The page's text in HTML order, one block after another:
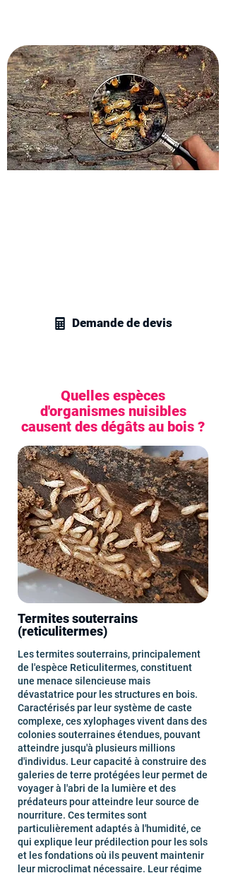
Demande de devis
Quelles espèces
d'organismes nuisibles
causent des dégâts au bois ?
Termites souterrains
(reticulitermes)
Les termites souterrains, principalement
de l'espèce Reticulitermes, constituent
une menace silencieuse mais
dévastatrice pour les structures en bois.
Caractérisés par leur système de caste
complexe, ces xylophages vivent dans des
colonies souterraines étendues, pouvant
atteindre jusqu'à plusieurs millions
d'individus. Leur capacité à construire des
galeries de terre protégées leur permet de
voyager à l'abri de la lumière et des
prédateurs pour atteindre leur source de
nourriture. Ces termites sont
particulièrement adaptés à l'humidité, ce
qui explique leur prédilection pour les sols
et les fondations où ils peuvent maintenir
leur microclimat nécessaire. Leur régime